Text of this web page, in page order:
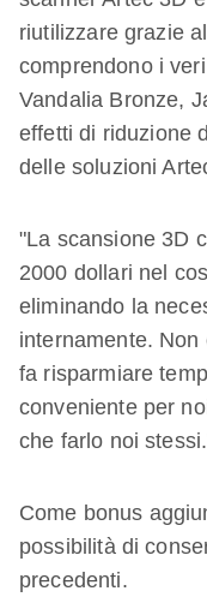
riutilizzare grazie
comprendono i
Vandalia Bronze,
effetti di riduzione
delle soluzioni
"La scansione 3D
2000 dollari nel
eliminando la
internamente.
fa risparmiare
conveniente per
che farlo noi
Come bonus
possibilità di
precedenti.